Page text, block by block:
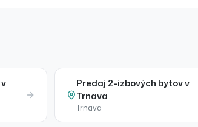
v
Predaj 2-izbových bytovv
Trnava
Trnava